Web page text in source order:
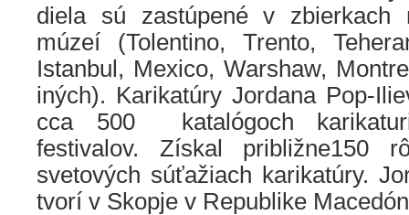
diela sú zastúpené v zbierkach
múzeí (Tolentino, Trento,
Istanbul, Mexico, Warshaw,
iných). Karikatúry Jordana Pop-
cca 500 katalógoch
festivalov. Získal približne150
svetových súťažiach karikatúry.
tvorí v Skopje v Republike